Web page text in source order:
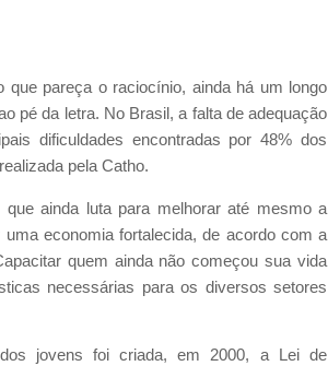
que pareça o raciocínio, ainda há um longo
pé da letra. No Brasil, a falta de adequação
dificuldades encontradas por 48% dos
pela Catho.
ainda luta para melhorar até mesmo a
economia fortalecida, de acordo com a
quem ainda não começou sua vida
necessárias para os diversos setores
jovens foi criada, em 2000, a Lei de